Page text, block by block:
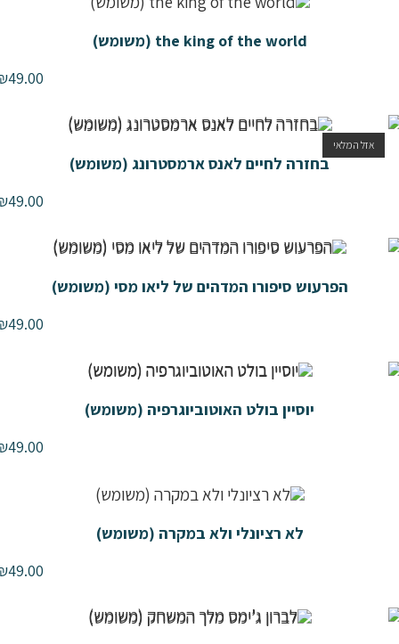
the king of the world (משומש)
₪49.00
אזל המלאי
בחזרה לחיים לאנס ארמסטרונג (משומש)
₪49.00
הפרעוש סיפורו המדהים של ליאו מסי (משומש)
₪49.00
יוסיין בולט האוטוביוגרפיה (משומש)
₪49.00
לא רציונלי ולא במקרה (משומש)
₪49.00